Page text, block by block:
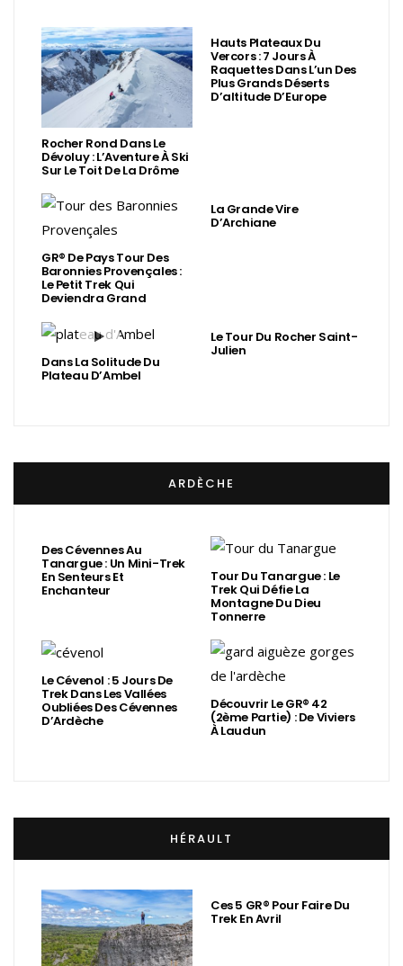
Rocher Rond Dans Le
Dévoluy : L’Aventure À Ski
Sur Le Toit De La Drôme
Hauts Plateaux Du
Vercors : 7 Jours À
Raquettes Dans L’un Des
Plus Grands Déserts
D’altitude D’Europe
GR® De Pays Tour Des
Baronnies Provençales :
Le Petit Trek Qui
Deviendra Grand
La Grande Vire
D’Archiane
Dans La Solitude Du
Plateau D’Ambel
Le Tour Du Rocher Saint-
Julien
ARDÈCHE
Des Cévennes Au
Tanargue : Un Mini-Trek
En Senteurs Et
Enchanteur
Tour Du Tanargue : Le
Trek Qui Défie La
Montagne Du Dieu
Tonnerre
Le Cévenol : 5 Jours De
Trek Dans Les Vallées
Oubliées Des Cévennes
D’Ardèche
Découvrir Le GR® 42
(2ème Partie) : De Viviers
À Laudun
HÉRAULT
Ces 5 GR® Pour Faire Du
Trek En Avril